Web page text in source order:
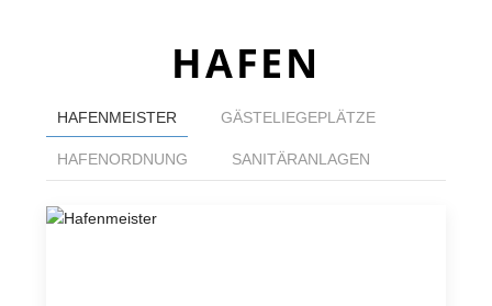
HAFEN
HAFENMEISTER GÄSTELIEGEPLÄTZE
HAFENORDNUNG SANITÄRANLAGEN